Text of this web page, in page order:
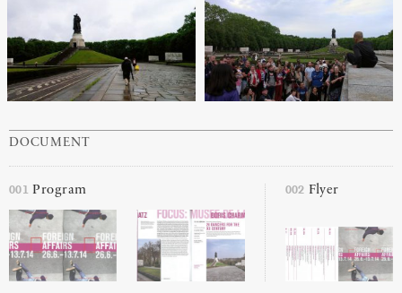
DOCUMENT
001 Program 002 Flyer